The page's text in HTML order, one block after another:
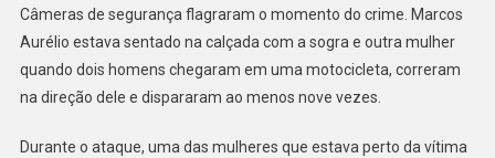
NORTE
(CE)
TIROS
Câmeras de segurança flagraram o momento do crime. Marcos
Aurélio estava sentado na calçada com a sogra e outra mulher
quando dois homens chegaram em uma motocicleta, correram
na direção dele e dispararam ao menos nove vezes.
Durante o ataque, uma das mulheres que estava perto da vítima